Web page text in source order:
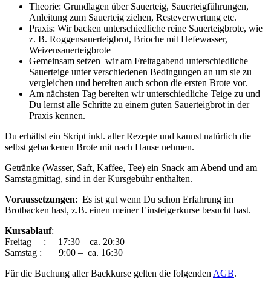
Theorie: Grundlagen über Sauerteig, Sauerteigführungen,
Anleitung zum Sauerteig ziehen, Resteverwertung etc.
Praxis: Wir backen unterschiedliche reine Sauerteigbrote, wie
z. B. Roggensauerteigbrot, Brioche mit Hefewasser,
Weizensauerteigbrote
Gemeinsam setzen wir am Freitagabend unterschiedliche
Sauerteige unter verschiedenen Bedingungen an um sie zu
vergleichen und bereiten auch schon die ersten Brote vor.
Am nächsten Tag bereiten wir unterschiedliche Teige zu und
Du lernst alle Schritte zu einem guten Sauerteigbrot in der
Praxis kennen.
Du erhältst ein Skript inkl. aller Rezepte und kannst natürlich die
selbst gebackenen Brote mit nach Hause nehmen.
Getränke (Wasser, Saft, Kaffee, Tee) ein Snack am Abend und am
Samstagmittag, sind in der Kursgebühr enthalten.
Voraussetzungen: Es ist gut wenn Du schon Erfahrung im
Brotbacken hast, z.B. einen meiner Einsteigerkurse besucht hast.
Kursablauf:
Freitag : 17:30 – ca. 20:30
Samstag : 9:00 – ca. 16:30
Für die Buchung aller Backkurse gelten die folgenden AGB.